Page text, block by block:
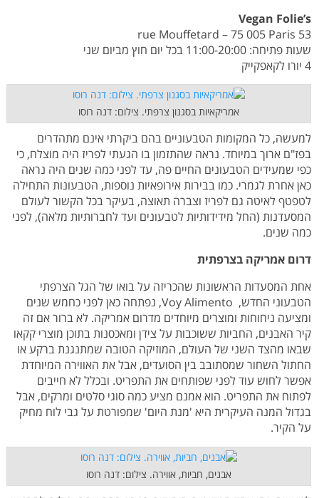
Vegan Folie’s
53 rue Mouffetard – 75 005 Paris
שעות פתיחה: 11:00-20:00 בכל יום חוץ מביום שני
4 יורו לקאפקייק
אמריקאיות בסגנון צרפתי. צילום: דנה רוסו
למעשה, כל המקומות הטבעוניים בהם ביקרתי אינם מתהדרים
בפז"ם ארוך במיוחד. נראה שהתזמון בו הגעתי לפריז היה מוצלח, כי
כפי שמעידים הטבעונים החיים פה, עד לפני כמה שנים היה נראה
כאן אחרת לגמרי. כמו בבירות אירופאיות נוספות, הטבעונות התחילה
לטפטף לאיטה גם לפריז וצברה תאוצה, בעיקר בכל הקשור לעולם
המסעדנות (החל מידידותיות לטבעונים ועד לחברותיות מלאה), לפני
כמה שנים.
דרום אמריקה בצרפתית
אחת המסעדות הראשונות שהכריזה על בואו של הגל הצרפתי
הטבעוני החדש, Voy Alimento, נפתחה כאן לפני כחמש שנים
ומציעה ניחוחות ומוצרים מיוחדים מדרום אמריקה. לא ברור אם זה
קיר האבנים, החביות ששוכבות על צידן ומאכסנות בתוכן מוצרי קקאו
שבאו מהצד השני של העולם, המוזיקה הטובה שמתנגנת ברקע או
החתול השחור שמסתובב בין הסועדים, אבל את האווירה המיוחדת
אפשר לחוש עוד לפני שפותחים את התפריט. ובכלל לא חייבים
לפתוח את התפריט. הוא אמנם מציע כמה סוגי סלטים ומרקים, אבל
בגדול המנה העיקרית היא 'מנת היום' שמפורטת על גבי לוח מחיק
על הקיר.
אבנים, חביות, אווירה. צילום: דנה רוסו